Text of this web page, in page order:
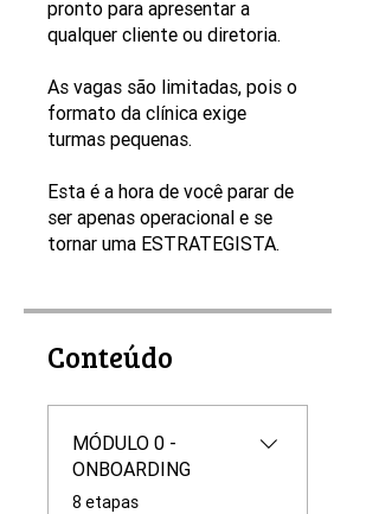
pronto para apresentar a
qualquer cliente ou diretoria.
As vagas são limitadas, pois o
formato da clínica exige
turmas pequenas.
Esta é a hora de você parar de
ser apenas operacional e se
tornar uma ESTRATEGISTA.
Conteúdo
MÓDULO 0 -
ONBOARDING
.8 etapas